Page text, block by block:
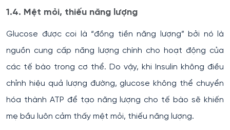
1.4. Mệt mỏi, thiếu năng lượng
Glucose được coi là “đồng tiền năng lượng” bởi nó là
nguồn cung cấp năng lượng chính cho hoạt động của
các tế bào trong cơ thể. Do vậy, khi Insulin không điều
chỉnh hiệu quả lượng đường, glucose không thể chuyển
hóa thành ATP để tạo năng lượng cho tế bào sẽ khiến
mẹ bầu luôn cảm thấy mệt mỏi, thiếu năng lượng.